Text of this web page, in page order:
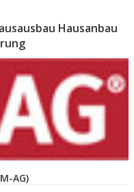
Hausanbau
AG)